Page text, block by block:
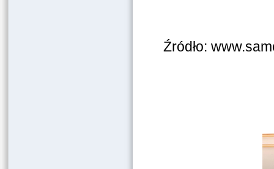
Źródło: